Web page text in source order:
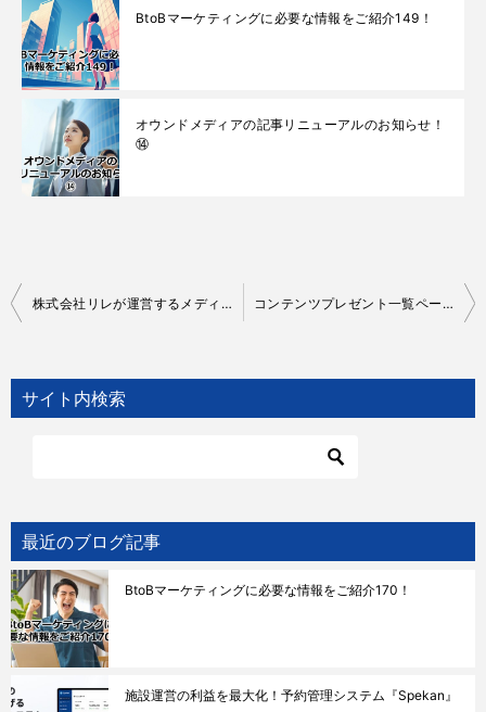
BtoBマーケティングに必要な情報をご紹介149！
オウンドメディアの記事リニューアルのお知らせ！
⑭
投
ビ
ョ
ン
株式会社リレが運営するメディアに「商社・建設業界・運送業界に強いマーケティング会社」としてご紹介いただきました！ コンテンツプレゼント一覧ページ更新のお知らせ㉑
サイト内検索
最近のブログ記事
BtoBマーケティングに必要な情報をご紹介170！
施設運営の利益を最大化！予約管理システム『Spekan』